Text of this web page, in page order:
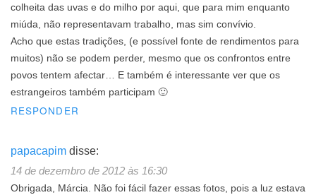
colheita das uvas e do milho por aqui, que para mim enquanto
miúda, não representavam trabalho, mas sim convívio.
Acho que estas tradições, (e possível fonte de rendimentos para
muitos) não se podem perder, mesmo que os confrontos entre
povos tentem afectar… E também é interessante ver que os
estrangeiros também participam 🙂
RESPONDER
papacapim disse:
14 de dezembro de 2012 às 16:30
Obrigada, Márcia. Não foi fácil fazer essas fotos, pois a luz estava